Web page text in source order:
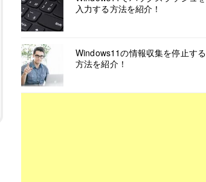
入力する方法を紹介！
Windows11の情報収集を停止する
方法を紹介！